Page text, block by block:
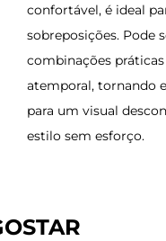
confortável, é ideal
sobreposições. Pode
combinações
atemporal, tornando
para um visual
estilo sem esforço.